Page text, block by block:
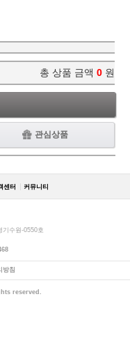
총 상품 금액 0 원
관심상품
센터 커뮤니티
기수원-0550호
방침
reserved.